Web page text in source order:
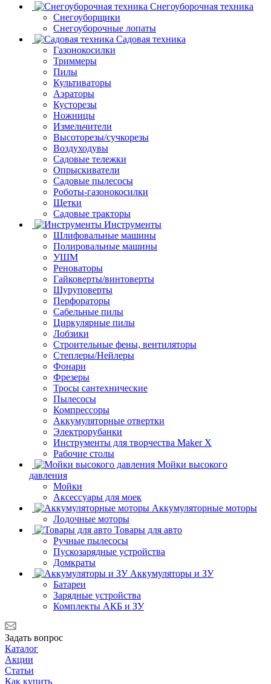
Снегоуборочная техника
Снегоуборщики
Снегоуборочные лопаты
Садовая техника
Газонокосилки
Триммеры
Пилы
Культиваторы
Аэраторы
Кусторезы
Ножницы
Измельчители
Высоторезы/сучкорезы
Воздуходувы
Садовые тележки
Опрыскиватели
Садовые пылесосы
Роботы-газонокосилки
Щетки
Садовые тракторы
Инструменты
Шлифовальные машины
Полировальные машины
УШМ
Реноваторы
Гайковерты/винтоверты
Шуруповерты
Перфораторы
Сабельные пилы
Циркулярные пилы
Лобзики
Строительные фены, вентиляторы
Степлеры/Нейлеры
Фонари
Фрезеры
Тросы сантехнические
Пылесосы
Компрессоры
Аккумуляторные отвертки
Электрорубанки
Инструменты для творчества Maker X
Рабочие столы
Мойки высокого
давления
Мойки
Аксессуары для моек
Аккумуляторные моторы
Лодочные моторы
Товары для авто
Ручные пылесосы
Пускозарядные устройства
Домкраты
Аккумуляторы и ЗУ
Батареи
Зарядные устройства
Комплекты АКБ и ЗУ
Задать вопрос
Каталог
Акции
Статьи
Как купить